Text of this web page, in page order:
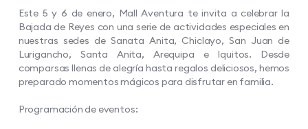
Este 5 y 6 de enero, Mall Aventura te invita a celebrar la
Bajada de Reyes con una serie de actividades especiales en
nuestras sedes de Sanata Anita, Chiclayo, San Juan de
Lurigancho, Santa Anita, Arequipa e Iquitos. Desde
comparsas llenas de alegría hasta regalos deliciosos, hemos
preparado momentos mágicos para disfrutar en familia.
Programación de eventos: